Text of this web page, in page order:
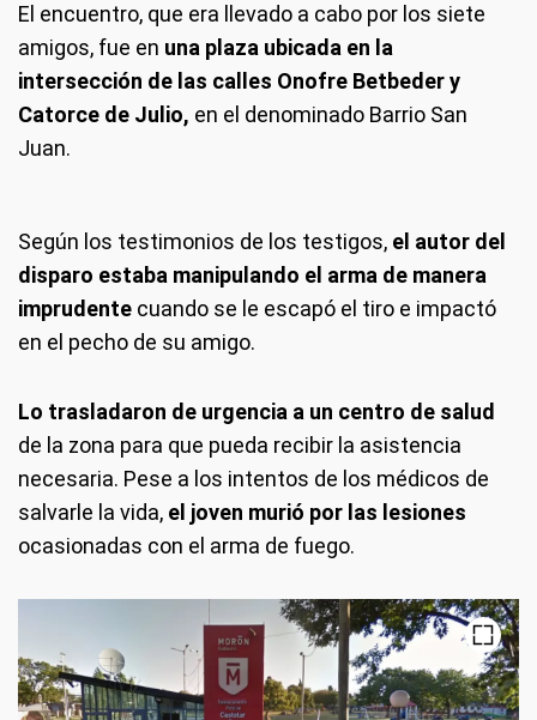
El encuentro, que era llevado a cabo por los siete
amigos, fue en una plaza ubicada en la
intersección de las calles Onofre Betbeder y
Catorce de Julio, en el denominado Barrio San
Juan.
Según los testimonios de los testigos, el autor del
disparo estaba manipulando el arma de manera
imprudente cuando se le escapó el tiro e impactó
en el pecho de su amigo.
Lo trasladaron de urgencia a un centro de salud
de la zona para que pueda recibir la asistencia
necesaria. Pese a los intentos de los médicos de
salvarle la vida, el joven murió por las lesiones
ocasionadas con el arma de fuego.